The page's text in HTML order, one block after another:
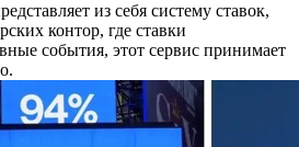
из себя систему ставок,
контор, где ставки
события, этот сервис принимает